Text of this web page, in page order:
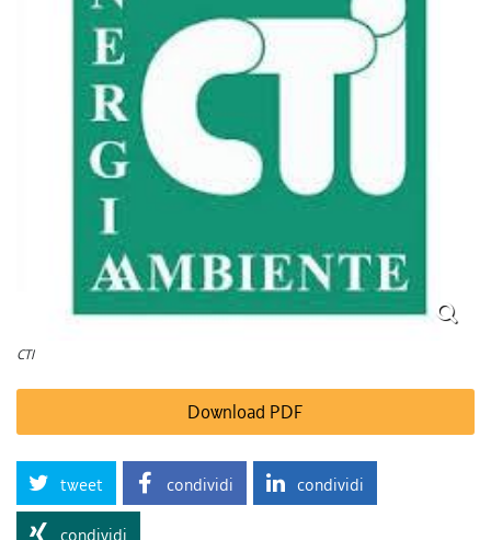
CTI
Download PDF
tweet condividi condividi
condividi